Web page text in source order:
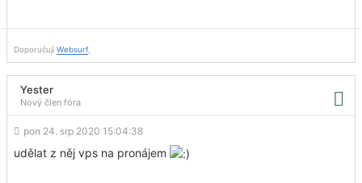
Doporučuji Websurf
Yester
Nový člen fóra
pon 24. srp 2020 15:04:38
udělat z něj vps na pronájem